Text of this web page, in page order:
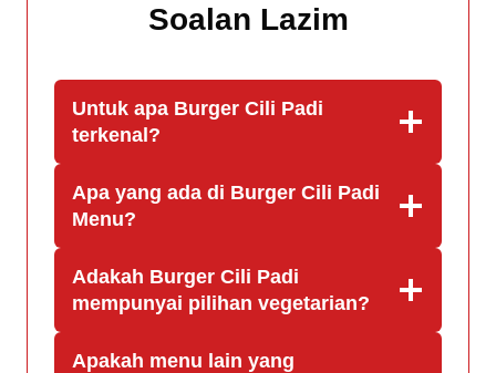
Soalan Lazim
Untuk apa Burger Cili Padi
terkenal?
Apa yang ada di Burger Cili Padi
Menu?
Adakah Burger Cili Padi
mempunyai pilihan vegetarian?
Apakah menu lain yang